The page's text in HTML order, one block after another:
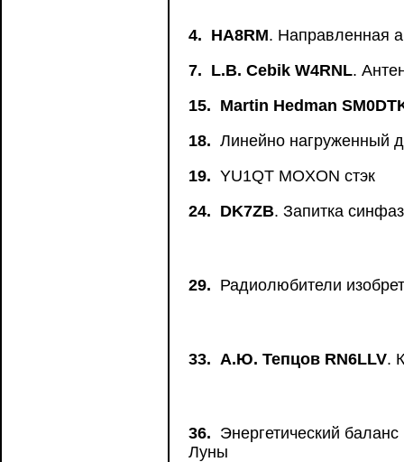
4. HA8RM. Направленная
7. L.B. Cebik W4RNL.
15. Martin Hedman
18. Линейно нагруженный
19. YU1QT MOXON стэк
24. DK7ZB. Запитка
29. Радиолюбители
33. А.Ю. Тепцов RN6LLV.
36. Энергетический
Луны